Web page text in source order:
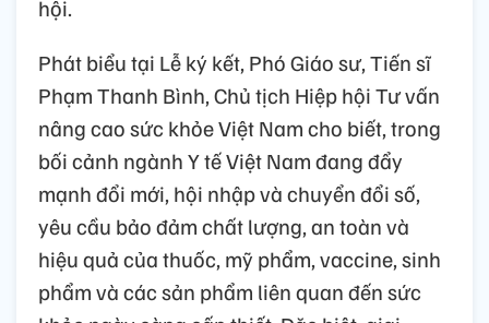
hội.
Phát biểu tại Lễ ký kết, Phó Giáo sư, Tiến sĩ
Phạm Thanh Bình, Chủ tịch Hiệp hội Tư vấn
nâng cao sức khỏe Việt Nam cho biết, trong
bối cảnh ngành Y tế Việt Nam đang đẩy
mạnh đổi mới, hội nhập và chuyển đổi số,
yêu cầu bảo đảm chất lượng, an toàn và
hiệu quả của thuốc, mỹ phẩm, vaccine, sinh
phẩm và các sản phẩm liên quan đến sức